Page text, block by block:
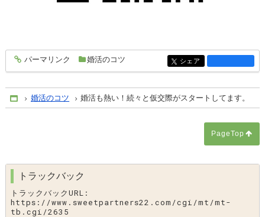
entry2649
パーマリンク 婚活のコツ entry2649
シェア
Home
婚活のコツ 婚活も熱い！続々と仮交際がスタートしてます。
PageTop
トラックバック
トラックバックURL:
https://www.sweetpartners22.com/cgi/mt/mt-
tb.cgi/2635